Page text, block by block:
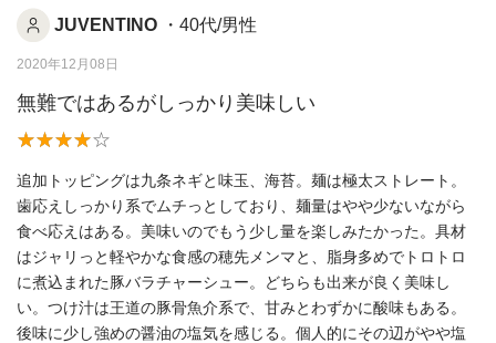
JUVENTINO ・40代/男性
2020年12月08日
無難ではあるがしっかり美味しい
追加トッピングは九条ネギと味玉、海苔。麺は極太ストレート。
歯応えしっかり系でムチっとしており、麺量はやや少ないながら
食べ応えはある。美味いのでもう少し量を楽しみたかった。具材
はジャリっと軽やかな食感の穂先メンマと、脂身多めでトロトロ
に煮込まれた豚バラチャーシュー。どちらも出来が良く美味し
い。つけ汁は王道の豚骨魚介系で、甘みとわずかに酸味もある。
後味に少し強めの醤油の塩気を感じる。個人的にその辺がやや塩